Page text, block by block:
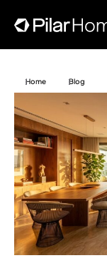
Home Blog